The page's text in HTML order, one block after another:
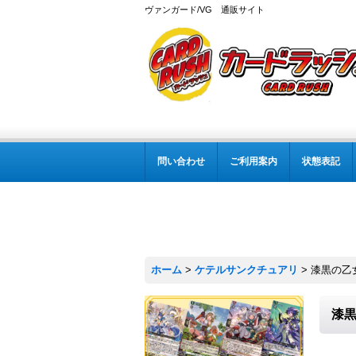
ヴァンガード/VG 通販サイト
問い合わせ ご利用案内 状態表記
ホーム > ケテルサンクチュアリ > 漆黒の乙
漆